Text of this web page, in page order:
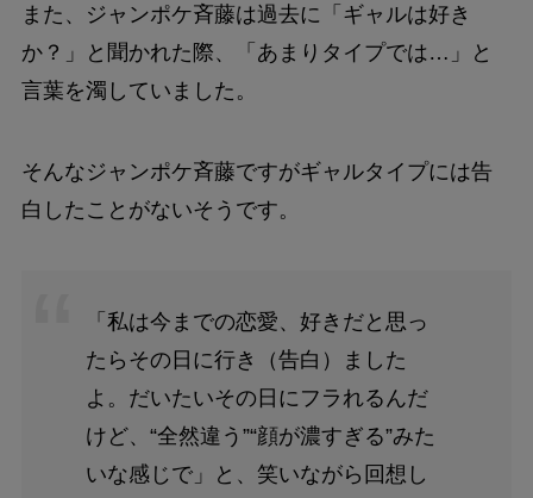
また、ジャンポケ斉藤は過去に「ギャルは好き
か？」と聞かれた際、「あまりタイプでは…」と
言葉を濁していました。
そんなジャンポケ斉藤ですがギャルタイプには告
白したことがないそうです。
「私は今までの恋愛、好きだと思っ
たらその日に行き（告白）ました
よ。だいたいその日にフラれるんだ
けど、“全然違う”“顔が濃すぎる”みた
いな感じで」と、笑いながら回想し